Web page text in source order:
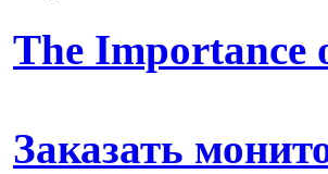
The Importance
Заказать